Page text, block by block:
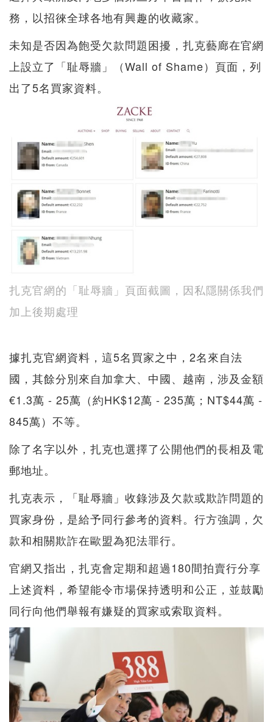
務，以招徠全球各地有興趣的收藏家。
未知是否因為飽受欠款問題困擾，扎克藝廊在官網
上設立了「耻辱牆」（Wall of Shame）頁面，列
出了5名買家資料。
扎克官網的「耻辱牆」頁面截圖，因私隱關係我們
加上後期處理
據扎克官網資料，這5名買家之中，2名來自法
國，其餘分別來自加拿大、中國、越南，涉及金額
€1.3萬 - 25萬（約HK$12萬 - 235萬；NT$44萬 -
845萬）不等。
除了名字以外，扎克也選擇了公開他們的長相及電
郵地址。
扎克表示，「耻辱牆」收錄涉及欠款或欺詐問題的
買家身份，是給予同行參考的資料。行方強調，欠
款和相關欺詐在歐盟為犯法罪行。
官網又指出，扎克會定期和超過180間拍賣行分享
上述資料，希望能令市場保持透明和公正，並鼓勵
同行向他們舉報有嫌疑的買家或索取資料。